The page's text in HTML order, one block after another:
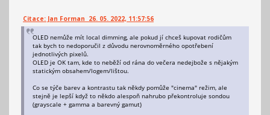
Citace: Jan Forman 26. 05. 2022, 11:57:56
OLED nemůže mít local dimming, ale pokud jí chceš kupovat rodičům
tak bych to nedoporučil z důvodu nerovnoměrného opotřebení
jednotlivých pixelů.
OLED je OK tam, kde to neběží od rána do večera nedejbože s nějakým
statickým obsahem/logem/lištou.
Co se týče barev a kontrastu tak někdy pomůže "cinema" režim, ale
stejně je lepší když to někdo alespoň nahrubo překontroluje sondou
(grayscale + gamma a barevný gamut)